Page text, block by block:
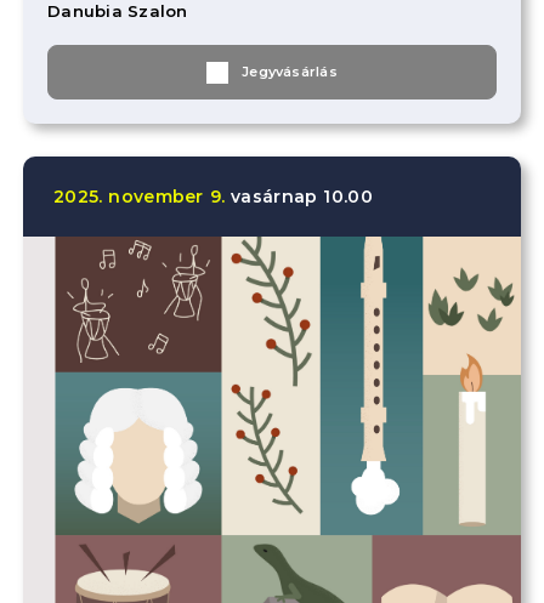
Danubia Szalon
Jegyvásárlás
2025. november 9. vasárnap 10.00